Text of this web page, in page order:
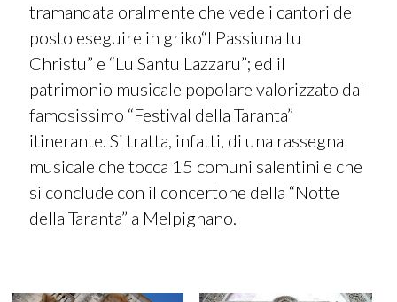
tramandata oralmente che vede i cantori del
posto eseguire in griko“I Passiuna tu
Christu” e “Lu Santu Lazzaru”; ed il
patrimonio musicale popolare valorizzato dal
famosissimo “Festival della Taranta”
itinerante. Si tratta, infatti, di una rassegna
musicale che tocca 15 comuni salentini e che
si conclude con il concertone della “Notte
della Taranta” a Melpignano.